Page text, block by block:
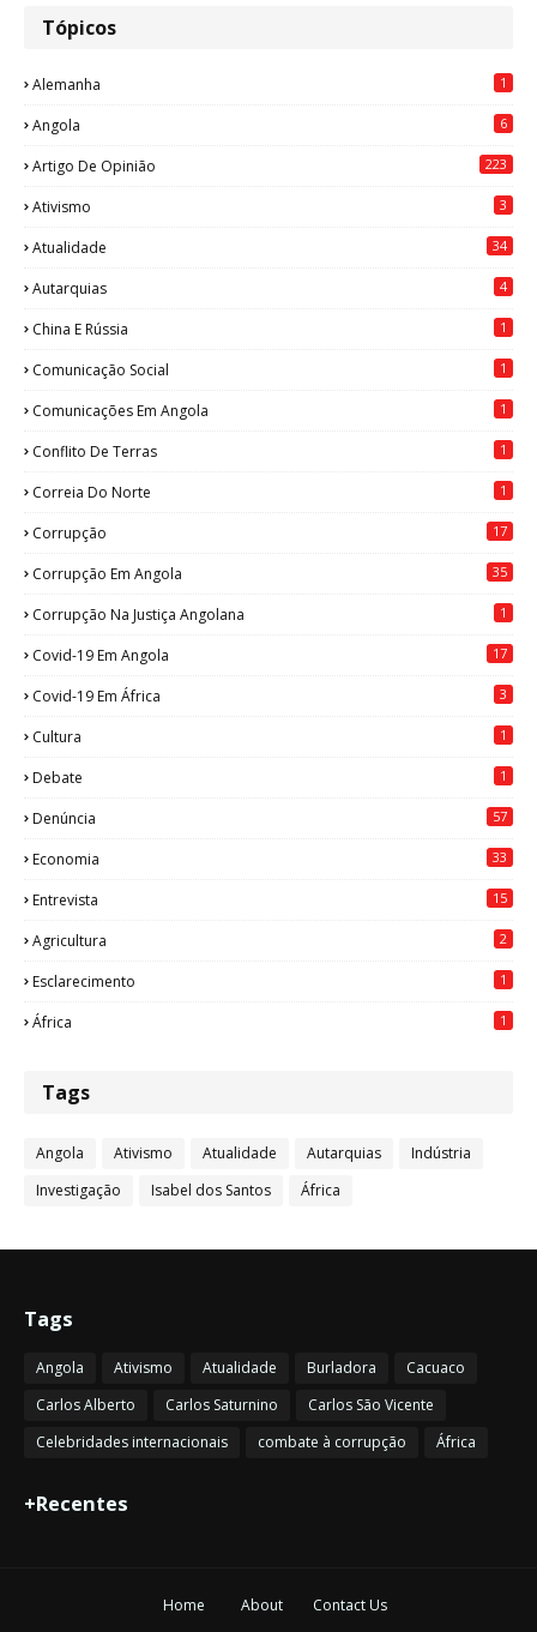
Tópicos
Alemanha 1
Angola 6
Artigo De Opinião 223
Ativismo 3
Atualidade 34
Autarquias 4
China E Rússia 1
Comunicação Social 1
Comunicações Em Angola 1
Conflito De Terras 1
Correia Do Norte 1
Corrupção 17
Corrupção Em Angola 35
Corrupção Na Justiça Angolana 1
Covid-19 Em Angola 17
Covid-19 Em África 3
Cultura 1
Debate 1
Denúncia 57
Economia 33
Entrevista 15
Agricultura 2
Esclarecimento 1
África 1
Tags
Angola Ativismo Atualidade Autarquias
Indústria
Investigação
Isabel dos Santos África
Tags
Angola Ativismo Atualidade Burladora
Cacuaco
Carlos Alberto
Carlos Saturnino
Carlos São Vicente
Celebridades internacionais
combate à corrupção África
+Recentes
Home About Contact Us